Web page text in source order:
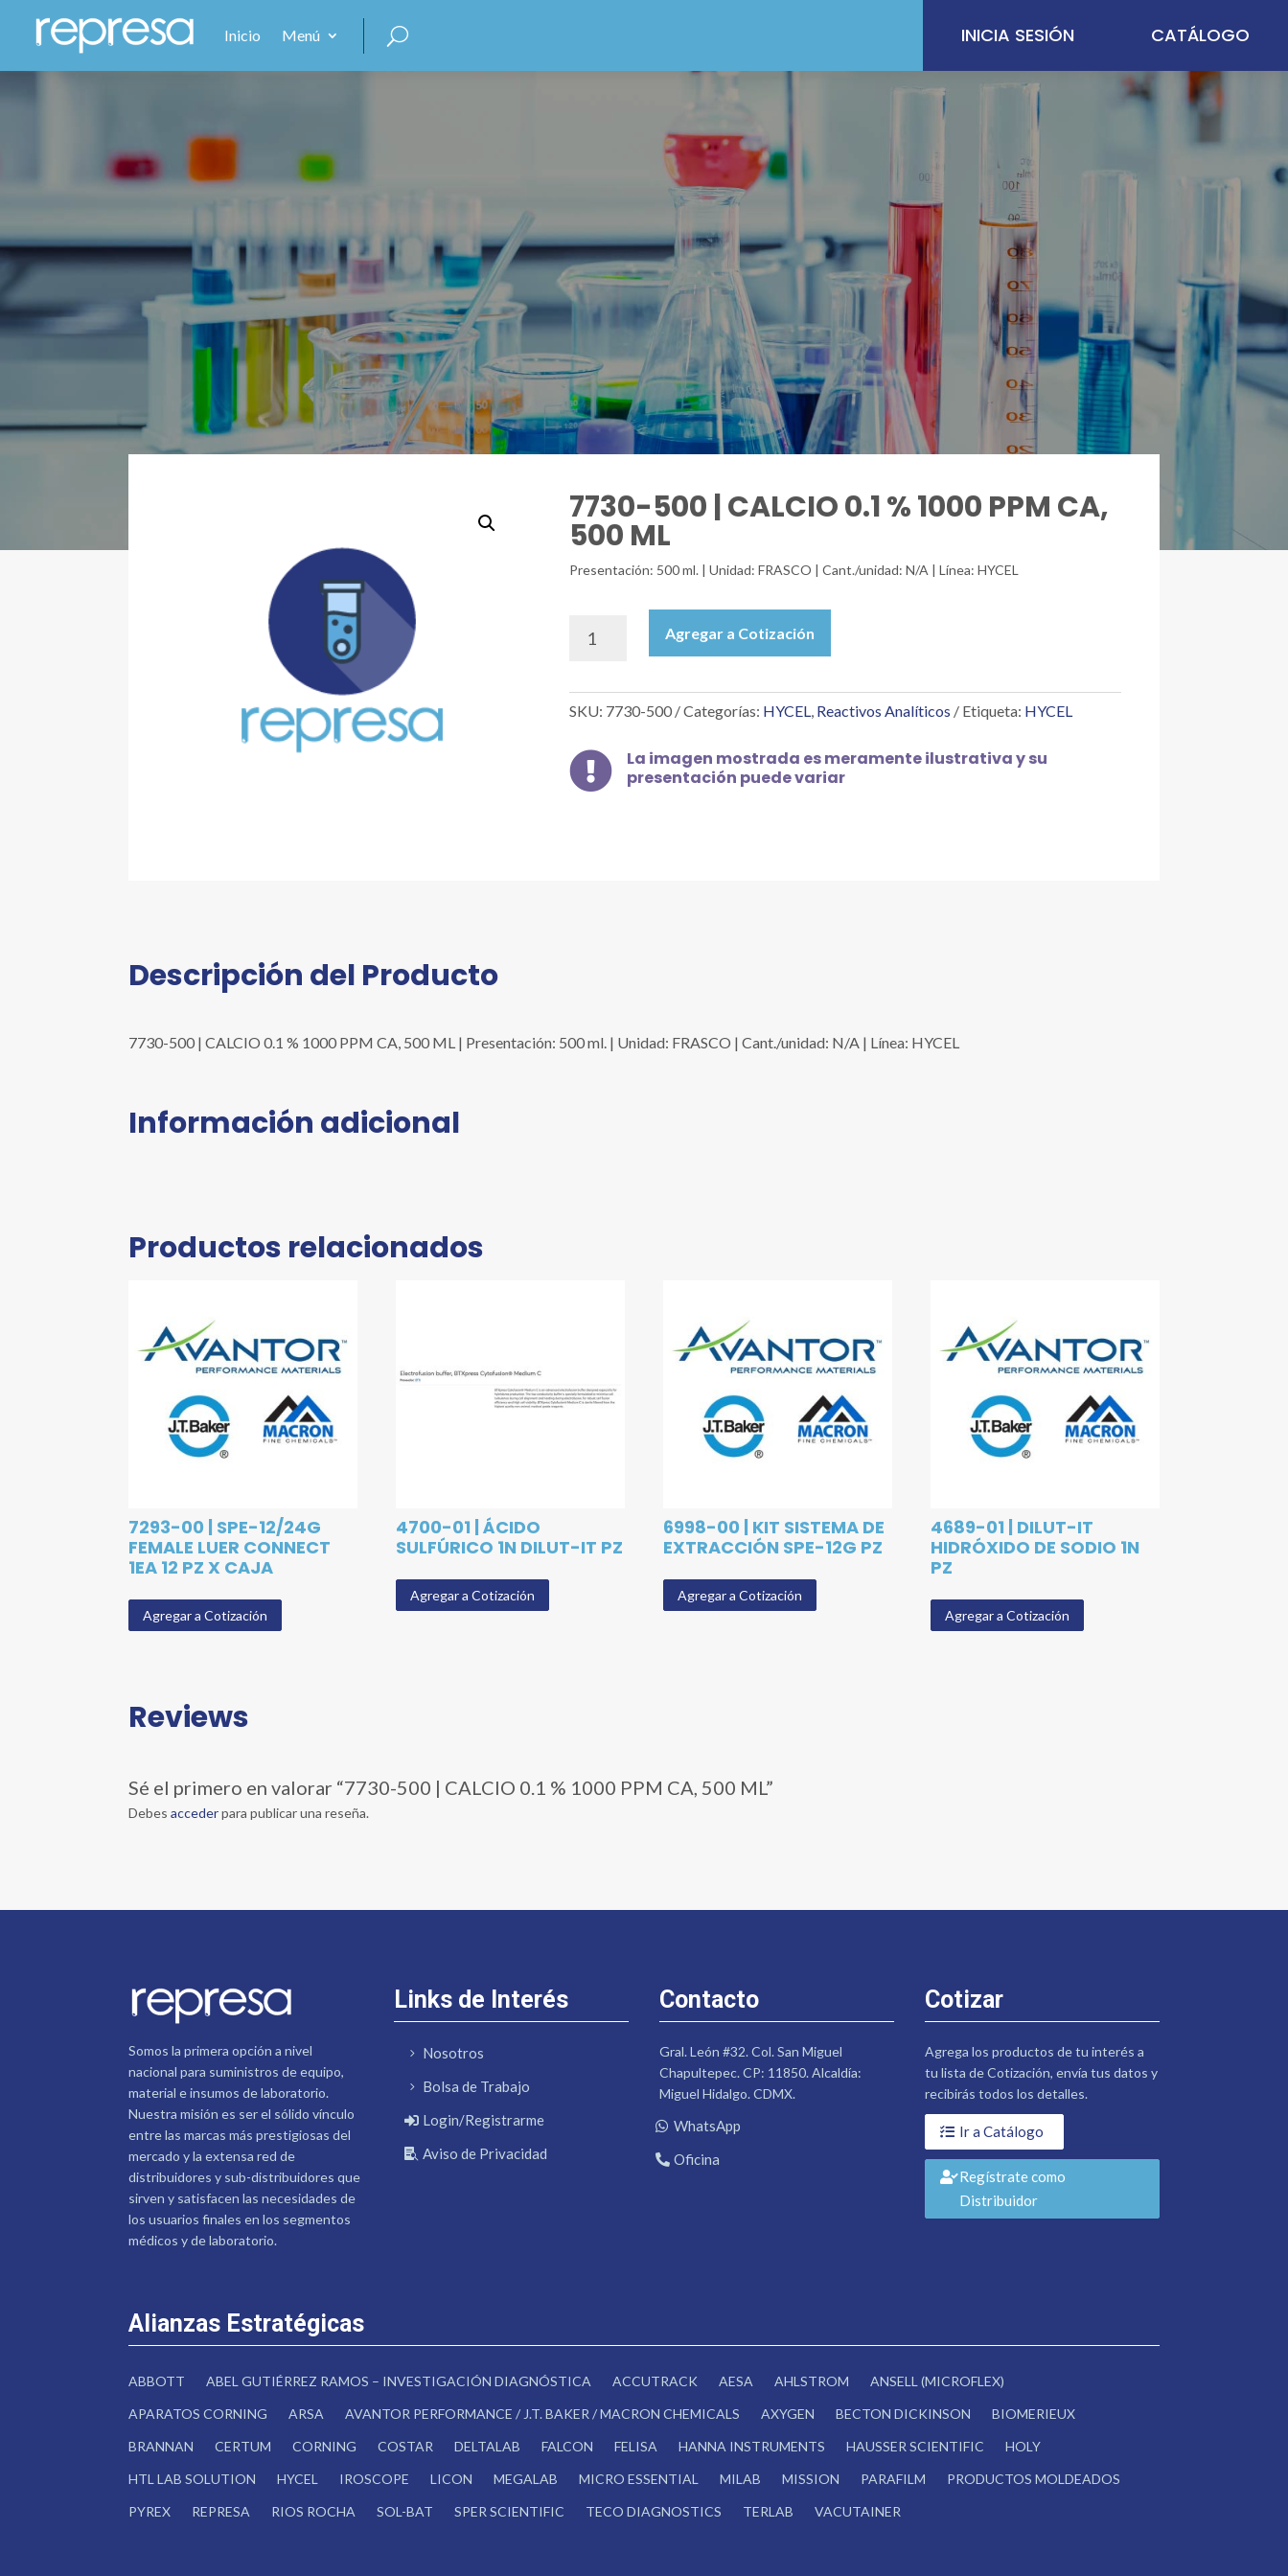
Inicio Menú INICIA SESIÓN CATÁLOGO
7730-500 | CALCIO 0.1 % 1000 PPM CA,
500 ML
Presentación: 500 ml. | Unidad: FRASCO | Cant./unidad: N/A | Línea: HYCEL
500
CALCIO
0.1
1000
PPM
Agregar a Cotización
SKU: 7730-500 Categorías: HYCEL, Reactivos Analíticos Etiqueta: HYCEL

La imagen mostrada es meramente ilustrativa y su
presentación puede variar
Descripción del Producto
7730-500 | CALCIO 0.1 % 1000 PPM CA, 500 ML | Presentación: 500 ml. | Unidad: FRASCO | Cant./unidad: N/A | Línea: HYCEL
Información adicional
Productos relacionados
7293-00 | SPE-12/24G
FEMALE LUER CONNECT
1EA 12 PZ X CAJA
Agregar a Cotización
4700-01 | ÁCIDO
SULFÚRICO 1N DILUT-IT PZ
Agregar a Cotización
6998-00 | KIT SISTEMA DE
EXTRACCIÓN SPE-12G PZ
Agregar a Cotización
4689-01 | DILUT-IT
HIDRÓXIDO DE SODIO 1N
PZ
Agregar a Cotización
Reviews
Sé el primero en valorar “7730-500 | CALCIO 0.1 % 1000 PPM CA, 500 ML”
Debesaccederpara publicar una reseña.
Somos la primera opción a nivel
nacional para suministros de equipo,
material e insumos de laboratorio.
Nuestra misión es ser el sólido vínculo
entre las marcas más prestigiosas del
mercado y la extensa red de
distribuidores y sub-distribuidores que
sirven y satisfacen las necesidades de
los usuarios finales en los segmentos
médicos y de laboratorio.
Links de Interés
Nosotros
Bolsa de Trabajo
Login/Registrarme
Aviso de Privacidad
Contacto
Gral. León #32. Col. San Miguel
Chapultepec. CP: 11850. Alcaldía:
Miguel Hidalgo. CDMX.
WhatsApp
Oficina
Cotizar
Agrega los productos de tu interés a
tu lista de Cotización, envía tus datos y
recibirás todos los detalles.
Ir a Catálogo
Regístrate como
Distribuidor
Alianzas Estratégicas
ABBOTT ABEL GUTIÉRREZ RAMOS – INVESTIGACIÓN DIAGNÓSTICA ACCUTRACK AESA AHLSTROM
ANSELL (MICROFLEX)
APARATOS CORNING
ARSA AVANTOR PERFORMANCE / J.T. BAKER / MACRON CHEMICALS AXYGEN BECTON DICKINSON
BIOMERIEUX
BRANNAN
CERTUM CORNING COSTAR DELTALAB FALCON FELISA HANNA INSTRUMENTS HAUSSER SCIENTIFIC
HOLY
HTL LAB SOLUTION
HYCEL IROSCOPE LICON MEGALAB MICRO ESSENTIAL MILAB MISSION PARAFILM
PRODUCTOS MOLDEADOS
PYREX
REPRESA RIOS ROCHA SOL-BAT SPER SCIENTIFIC TECO DIAGNOSTICS TERLAB VACUTAINER